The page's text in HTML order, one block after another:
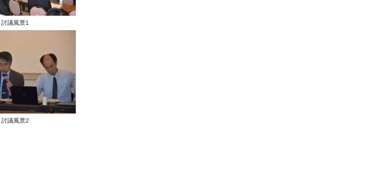
討議風景1
討議風景2